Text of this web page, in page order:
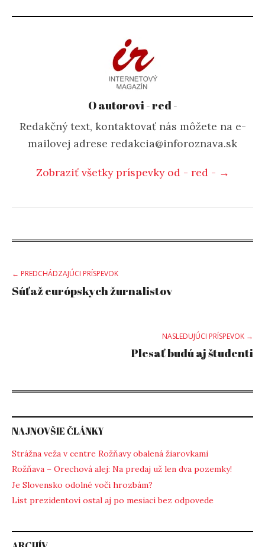
O autorovi - red -
Redakčný text, kontaktovať nás môžete na e-
mailovej adrese redakcia@inforoznava.sk
Zobraziť všetky príspevky od - red - →
Post
← PREDCHÁDZAJÚCI PRÍSPEVOK
Súťaž európskych žurnalistov
NASLEDUJÚCI PRÍSPEVOK →
Plesať budú aj študenti
NAJNOVŠIE ČLÁNKY
Strážna veža v centre Rožňavy obalená žiarovkami
Rožňava – Orechová alej: Na predaj už len dva pozemky!
Je Slovensko odolné voči hrozbám?
List prezidentovi ostal aj po mesiaci bez odpovede